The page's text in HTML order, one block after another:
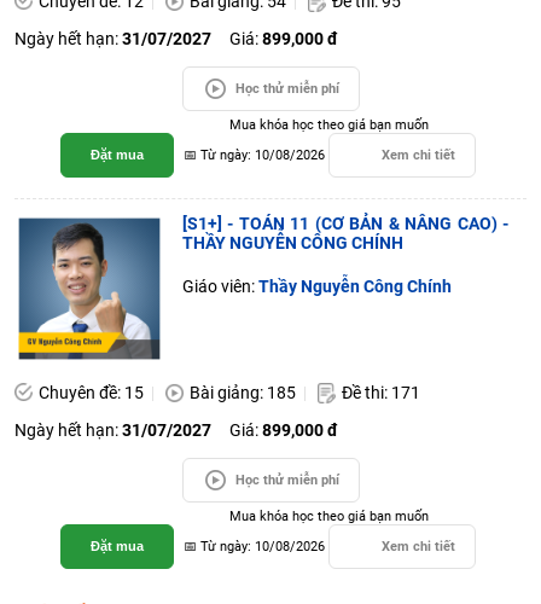
Ngày hết hạn:31/07/2027 Giá:899,000 đ
Học thử miễn phí
Đặt mua
Mua khóa học theo giá bạn muốn
📅 Từ ngày: 10/08/2026
Xem chi tiết
[S1+] - TOÁN 11 (CƠ BẢN & NÂNG CAO) -
THẦY NGUYỄN CÔNG CHÍNH
Giáo viên:Thầy Nguyễn Công Chính
Chuyên đề: 15 Bài giảng: 185
Đề thi: 171
Ngày hết hạn:31/07/2027 Giá:899,000 đ
Học thử miễn phí
Đặt mua
Mua khóa học theo giá bạn muốn
📅 Từ ngày: 10/08/2026
Xem chi tiết